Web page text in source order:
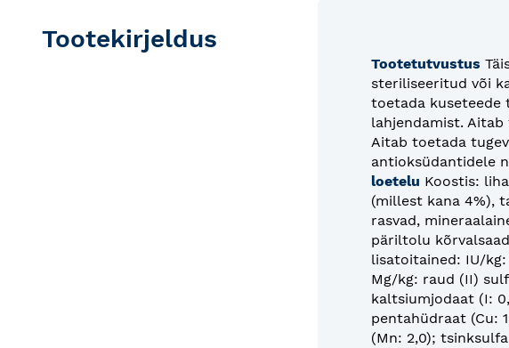
Tootekirjeldus
Tootetutvustus
steriliseeritud või
toetada kuseteede
lahjendamist.
Aitab toetada
antioksüdantidele
loetelu Koostis:
(millest kana 4%),
rasvad,
päriltolu
lisatoitained: IU/kg:
Mg/kg: raud (II)
kaltsiumjodaat (I:
pentahüdraat (Cu:
(Mn: 2,0);